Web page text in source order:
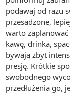
podawaj od razu
przesadzone,
warto
kawę, drinka,
bywają zbyt
presję. Krótkie
swobodnego
przedłużenia go,